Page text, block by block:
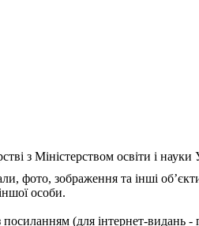
з Міністерством освіти і
фото, зображення та інші
особи.
(для інтернет-